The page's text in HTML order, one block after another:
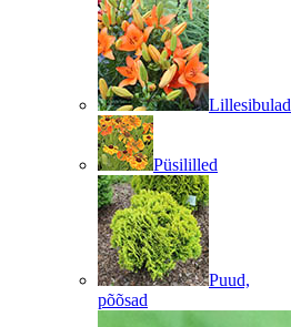
Lillesibulad
Püsililled
Puud,
põõsad